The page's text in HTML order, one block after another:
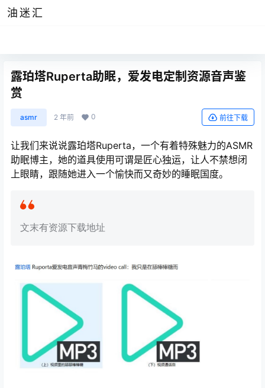
油迷汇
露珀塔Ruperta助眠，爱发电定制资源音声鉴
赏
asmr 2 年前 0 前往下载
让我们来说说露珀塔Ruperta，一个有着特殊魅力的ASMR
助眠博主，她的道具使用可谓是匠心独运，让人不禁想闭
上眼睛，跟随她进入一个愉快而又奇妙的睡眠国度。
文末有资源下载地址